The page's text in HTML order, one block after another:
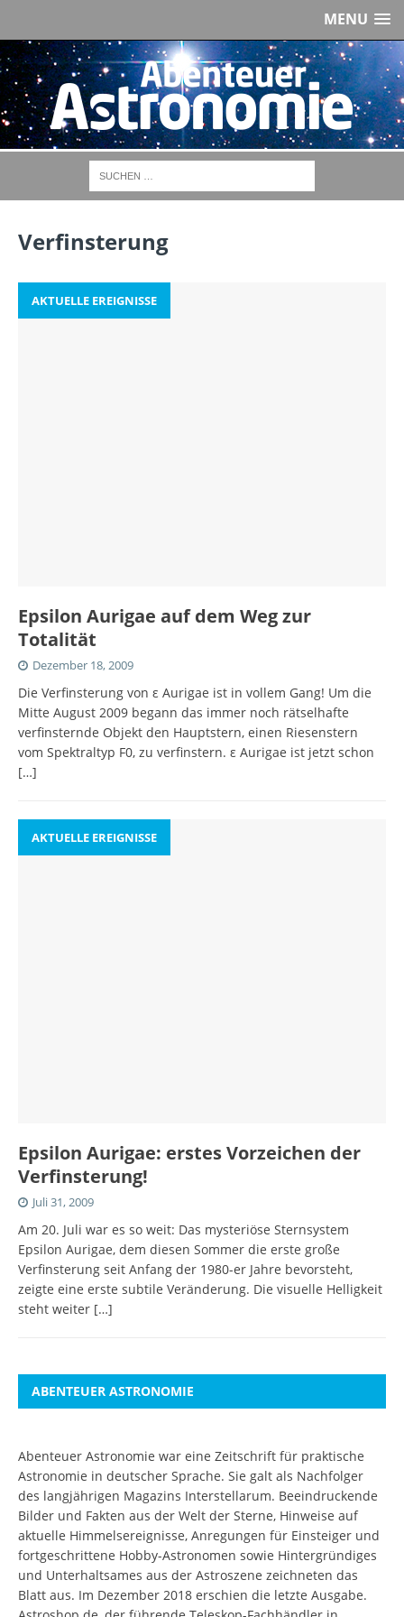
MENU
Verfinsterung
AKTUELLE EREIGNISSE
Epsilon Aurigae auf dem Weg zur
Totalität
Dezember 18, 2009
Die Verfinsterung von ε Aurigae ist in vollem Gang! Um die
Mitte August 2009 begann das immer noch rätselhafte
verfinsternde Objekt den Hauptstern, einen Riesenstern
vom Spektraltyp F0, zu verfinstern. ε Aurigae ist jetzt schon
[…]
AKTUELLE EREIGNISSE
Epsilon Aurigae: erstes Vorzeichen der
Verfinsterung!
Juli 31, 2009
Am 20. Juli war es so weit: Das mysteriöse Sternsystem
Epsilon Aurigae, dem diesen Sommer die erste große
Verfinsterung seit Anfang der 1980-er Jahre bevorsteht,
zeigte eine erste subtile Veränderung. Die visuelle Helligkeit
steht weiter […]
ABENTEUER ASTRONOMIE
Abenteuer Astronomie war eine Zeitschrift für praktische
Astronomie in deutscher Sprache. Sie galt als Nachfolger
des langjährigen Magazins Interstellarum. Beeindruckende
Bilder und Fakten aus der Welt der Sterne, Hinweise auf
aktuelle Himmelsereignisse, Anregungen für Einsteiger und
fortgeschrittene Hobby-Astronomen sowie Hintergründiges
und Unterhaltsames aus der Astroszene zeichneten das
Blatt aus. Im Dezember 2018 erschien die letzte Ausgabe.